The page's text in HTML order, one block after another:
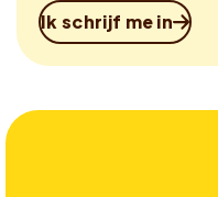
Ik schrijf me in